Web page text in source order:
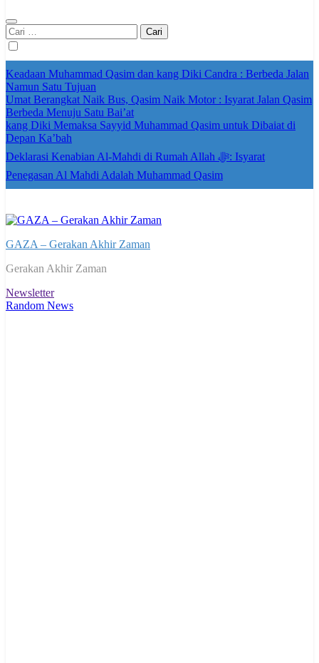
Cari
untuk:
Keadaan Muhammad Qasim dan kang Diki Candra : Berbeda Jalan
Namun Satu Tujuan
Umat Berangkat Naik Bus, Qasim Naik Motor : Isyarat Jalan Qasim
Berbeda Menuju Satu Bai’at
kang Diki Memaksa Sayyid Muhammad Qasim untuk Dibaiat di
Depan Ka’bah
Deklarasi Kenabian Al-Mahdi di Rumah Allah ﷻ: Isyarat
Penegasan Al Mahdi Adalah Muhammad Qasim
GAZA – Gerakan Akhir Zaman
Gerakan Akhir Zaman
Newsletter
Random News